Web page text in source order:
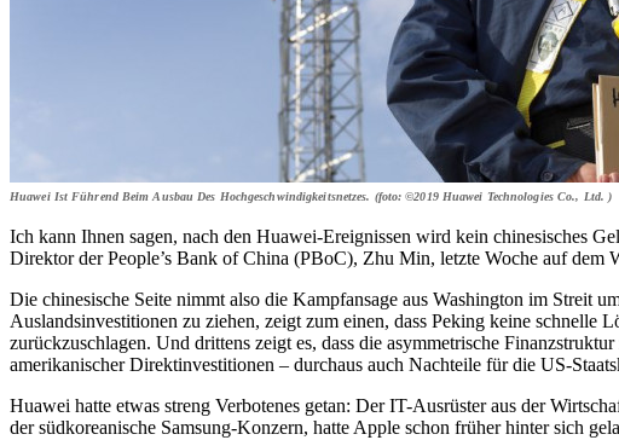
Huawei Ist Führend Beim Ausbau Des Hochgeschwindigkeitsnetzes. (foto: ©2019 Huawei Technologies Co., Ltd. )
Ich kann Ihnen sagen, nach den Hua­wei-Ereignissen wird kein chinesisches
Direktor der People’s Bank of China (PBoC), Zhu Min, letzte Woche auf dem
Die chinesische Seite nimmt also die Kampfansage aus Washington im Streit
Auslandsinvestitionen zu ziehen, zeigt zum einen, dass Peking keine schnelle
zurückzuschlagen. Und drittens zeigt es, dass die asymmetrische
amerikanischer Direktinvestitionen – durchaus auch Nachteile für die US-
Huawei hatte etwas streng Verbotenes getan: Der IT-Ausrüster aus der
der südkoreanische Samsung-Konzern, hatte Apple schon früher hinter sich